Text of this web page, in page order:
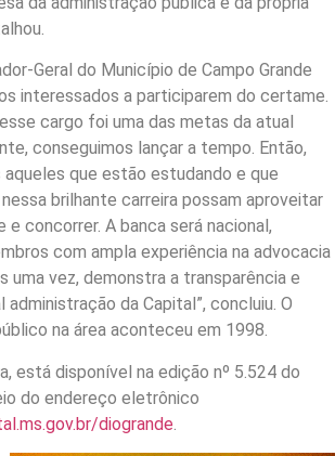
Geral do Município de Campo Grande
interessados a participarem do certame.
cargo foi uma das metas da atual
conseguimos lançar a tempo. Então,
que estão estudando e que
brilhante carreira possam aproveitar
e concorrer. A banca será nacional,
com ampla experiência na advocacia
uma vez, demonstra a transparência e
administração da Capital”, concluiu. O
na área aconteceu em 1998.
está disponível na edição nº 5.524 do
do endereço eletrônico
diogrande